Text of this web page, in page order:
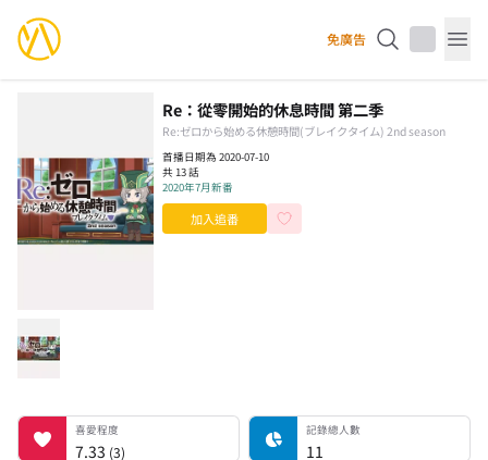
YourAnimes 你的動畫 免廣告
Re：從零開始的休息時間 第二季
Re:ゼロから始める休憩時間(ブレイクタイム) 2nd season
首播日期為 2020-07-10
共 13 話
2020年7月新番
加入追番
喜愛程度喜愛程度
7.33 (3)
記錄總人數 記錄總人數
11
完食人數
追番中人數
一時中斷人數
棄番人數
計劃觀看人數